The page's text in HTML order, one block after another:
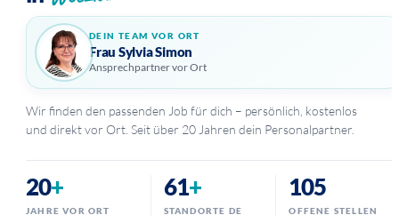
DEIN TEAM VOR ORT
Frau Sylvia Simon
Ansprechpartner vor Ort
Wir finden den passenden Job für dich – persönlich, kostenlos
und direkt vor Ort. Seit über 20 Jahren dein Personalpartner.
20+
JAHRE VOR ORT
61+
STANDORTE DE
105
OFFENE STELLEN